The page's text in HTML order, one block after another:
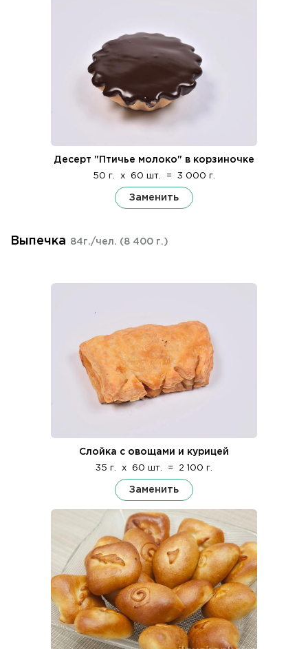
Десерт "Птичье молоко" в корзиночке
50 г. x 60 шт. = 3 000 г.
Заменить
Выпечка 84г./чел. (8 400 г.)
Слойка с овощами и курицей
35 г. x 60 шт. = 2 100 г.
Заменить